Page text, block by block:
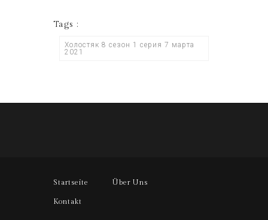
Tags :
Холостяк 8 сезон 1 серия 7 марта
2021
Startseite Über Uns
Kontakt